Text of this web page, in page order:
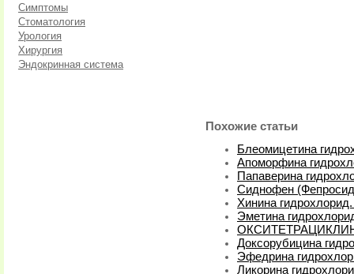
Симптомы
Стоматология
Урология
Хирургия
Эндокринная система
Похожие статьи
Блеомицетина
Апоморфина
Папаверина
Сиднофен
Хинина
Эметина
Доксорубицина
Эфедрина
Ликорина